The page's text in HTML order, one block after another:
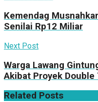
Kemendag
Senilai Rp12 Miliar
Next Post
Warga Lawang
Akibat Proyek Double
Related Posts